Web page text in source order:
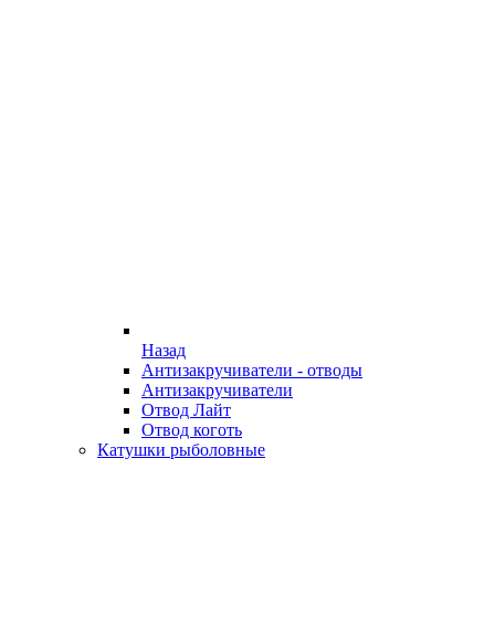
Назад
Антизакручиватели - отводы
Антизакручиватели
Отвод Лайт
Отвод коготь
Катушки рыболовные